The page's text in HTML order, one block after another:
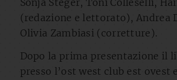
(redazione e lettorato), Andrea
Olivia Zambiasi (corretture).
Dopo la prima presentazione il
presso l’ost west club est ovest